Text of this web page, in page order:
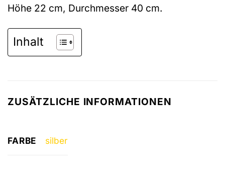
Höhe 22 cm, Durchmesser 40 cm.
Inhalt
ZUSÄTZLICHE INFORMATIONEN
FARBE silber